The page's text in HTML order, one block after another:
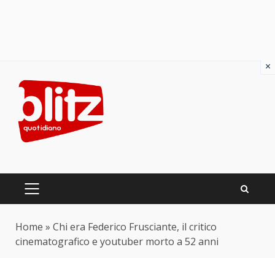
content
PRIMARY
Home » Chi era Federico Frusciante, il critico
cinematografico e youtuber morto a 52 anni
×